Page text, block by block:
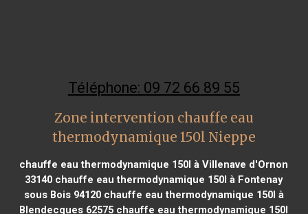
Téléphone: 09 72 66 89 55
Zone intervention chauffe eau
thermodynamique 150l Nieppe
chauffe eau thermodynamique 150l à Villenave d'Ornon
33140 chauffe eau thermodynamique 150l à Fontenay
sous Bois 94120chauffe eau thermodynamique 150l à
Blendecques 62575 chauffe eau thermodynamique 150l